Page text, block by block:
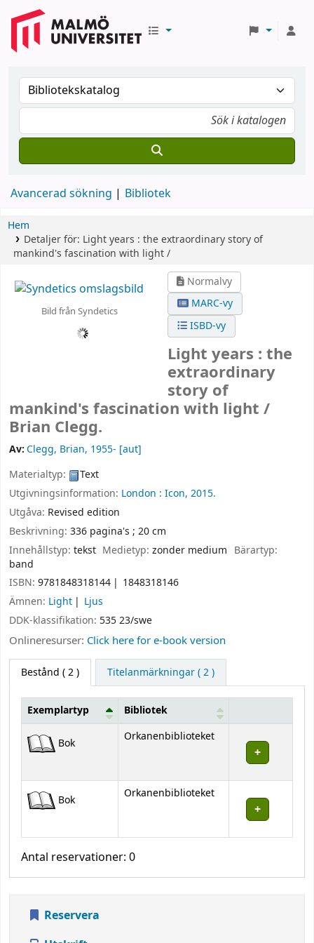
Avancerad sökning Bibliotek
Hem
Detaljer för: Light years : the extraordinary story of
mankind's fascination with light /
Bild från Syndetics
Normalvy
MARC-vy
ISBD-vy
Light years : the
extraordinary
story of
mankind's fascination with light /
Brian Clegg.
Av:Clegg, Brian, 1955- [aut]
Materialtyp:
Text
Utgivningsinformation: London : Icon, 2015.
Utgåva: Revised edition
Beskrivning: 336 pagina's ; 20 cm
Innehållstyp: tekst Medietyp:zonder medium Bärartyp:
band
ISBN: 9781848318144
1848318146
Ämnen: Light
Ljus
DDK-klassifikation: 535 23/swe
Onlineresurser: Click here for e-book version
Bestånd ( 2 ) Titelanmärkningar ( 2 )
Bestånd
Exemplartyp Bibliotek
Bok Orkanenbiblioteket
Bok Orkanenbiblioteket
Antal reservationer: 0
Reservera